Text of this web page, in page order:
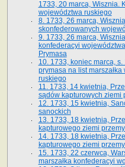
1733, 20 marca, Wisznia.
województwa ruskiego
8. 1733, 26 marca,
skonfederowanych
9. 1733, 26 marca,
konfederacyi
Prymasa
10. 1733, koniec marca,
prymasa na list
ruskiego
11. 1733, 14 kwietnia,
sądów kapturowych ziemi
12. 1733, 15 kwietnia,
sanockich
13. 1733, 18 kwietnia,
kapturowego ziemi
14. 1733, 18 kwietnia,
kapturowego ziemi
15. 1733, 22 czerwca,
marszałka konfederacyi